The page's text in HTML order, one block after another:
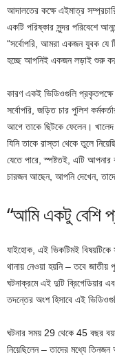
আদালতের কক্ষে এইমাত্র
একটি পরিষ্কার সুন্দর পরিবেশে
“সর্বোপরি, আমরা একজন যুবক যে
হচ্ছে আপনিই একজন লড়াই শুরু
কারণ একই ভিডিওগুলি প্রকৃতপক্ষে
সর্বোপরি, জড়িত চার পুলিশ
আগে তাকে ছিটকে ফেলেন।
যিনি তাকে রাস্তা থেকে তুলে
যেতে পারে, স্পষ্টতই, এটি
চারজন আছেন, আপনি দেখেন,
“আমি একটু বেশি
যাইহোক, এই ভিকটিমই বিষয়টিকে
থানায় নেওয়া হয়নি – তবে জাতীয়
ঘটনাক্রমে এই দুটি ব্রিগেডিয়ার
তদন্তের অংশ হিসাবে এই
ঘটনার সময় 29 থেকে 45 বছর
নিয়েছিলেন – তাদের মধ্যে